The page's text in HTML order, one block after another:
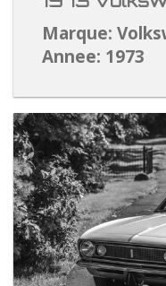
Marque:
Annee: 1973